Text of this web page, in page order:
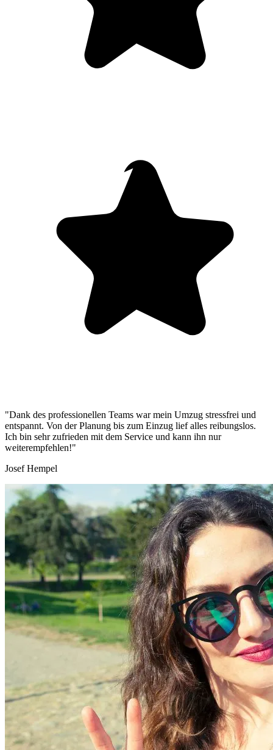
"Dank des professionellen Teams war mein Umzug stressfrei und
entspannt. Von der Planung bis zum Einzug lief alles reibungslos.
Ich bin sehr zufrieden mit dem Service und kann ihn nur
weiterempfehlen!"
Josef Hempel